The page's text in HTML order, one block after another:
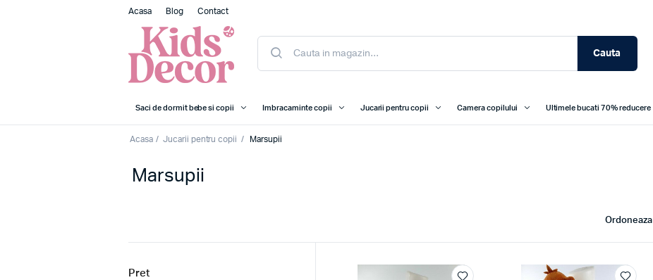
Acasa Blog Contact
Cauta
Saci de dormit bebe si copii Imbracaminte copii Jucarii pentru copii Camera copilului Ultimele bucati 70% reducere
Acasa / Jucarii pentru copii / Marsupii
Marsupii
Ordoneaza
Pret